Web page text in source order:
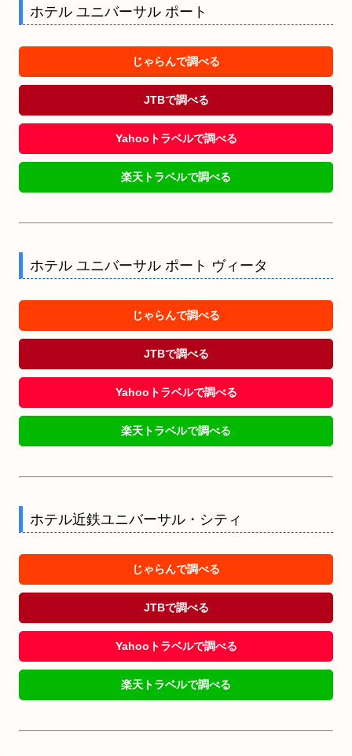
ホテル ユニバーサル ポート
じゃらんで調べる
JTBで調べる
Yahooトラベルで調べる
楽天トラベルで調べる
ホテル ユニバーサル ポート ヴィータ
じゃらんで調べる
JTBで調べる
Yahooトラベルで調べる
楽天トラベルで調べる
ホテル近鉄ユニバーサル・シティ
じゃらんで調べる
JTBで調べる
Yahooトラベルで調べる
楽天トラベルで調べる